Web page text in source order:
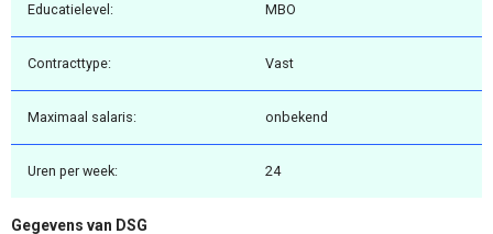
Educatielevel: MBO
Contracttype: Vast
Maximaal salaris: onbekend
Uren per week: 24
Gegevens van DSG